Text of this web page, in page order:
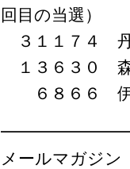
回目の当選）
３１１７４ 丹
１３６３０
６８６６ 伊
メールマガジン